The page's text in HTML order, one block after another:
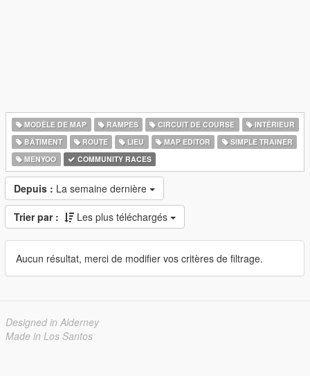
MODÈLE DE MAP RAMPES CIRCUIT DE COURSE
INTÉRIEUR
BÂTIMENT
ROUTE LIEU MAP EDITOR
SIMPLE TRAINER
MENYOO
COMMUNITY RACES
Depuis : La semaine dernière
Trier par : Les plus téléchargés
Aucun résultat, merci de modifier vos critères de filtrage.
Designed in Alderney
Made in Los Santos